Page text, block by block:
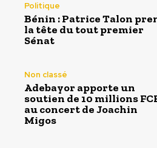
Politique
Bénin : Patrice Talon
la tête du tout premier
Sénat
Non classé
Adebayor apporte un
soutien de 10 millions
au concert de Joachin
Migos